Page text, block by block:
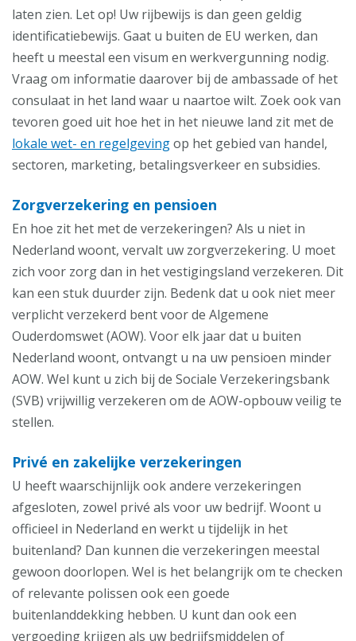
laten zien. Let op! Uw rijbewijs is dan geen geldig
identificatiebewijs. Gaat u buiten de EU werken, dan
heeft u meestal een visum en werkvergunning nodig.
Vraag om informatie daarover bij de ambassade of het
consulaat in het land waar u naartoe wilt. Zoek ook van
tevoren goed uit hoe het in het nieuwe land zit met de
lokale wet- en regelgevingop het gebied van handel,
sectoren, marketing, betalingsverkeer en subsidies.
Zorgverzekering en pensioen
En hoe zit het met de verzekeringen? Als u niet in
Nederland woont, vervalt uw zorgverzekering. U moet
zich voor zorg dan in het vestigingsland verzekeren. Dit
kan een stuk duurder zijn. Bedenk dat u ook niet meer
verplicht verzekerd bent voor de Algemene
Ouderdomswet (AOW). Voor elk jaar dat u buiten
Nederland woont, ontvangt u na uw pensioen minder
AOW. Wel kunt u zich bij de Sociale Verzekeringsbank
(SVB) vrijwillig verzekeren om de AOW-opbouw veilig te
stellen.
Privé en zakelijke verzekeringen
U heeft waarschijnlijk ook andere verzekeringen
afgesloten, zowel privé als voor uw bedrijf. Woont u
officieel in Nederland en werkt u tijdelijk in het
buitenland? Dan kunnen die verzekeringen meestal
gewoon doorlopen. Wel is het belangrijk om te checken
of relevante polissen ook een goede
buitenlanddekking hebben. U kunt dan ook een
vergoeding krijgen als uw bedrijfsmiddelen of